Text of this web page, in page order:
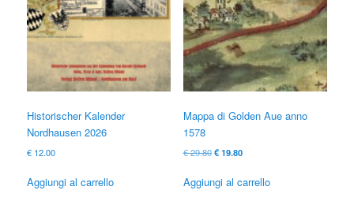
Historischer Kalender
Nordhausen 2026
€ 12.00
Aggiungi al carrello
Mappa di Golden Aue anno
1578
€29.80 Il
originale
€19.80Il
attuale
Aggiungi al carrello